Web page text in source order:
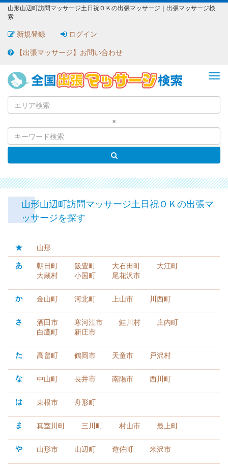
山形山辺町訪問マッサージ土日祝ＯＫの出張マッサージ｜出張マッサージ検
索
新規登録
ログイン
【出張マッサージ】お問い合わせ
×
山形山辺町訪問マッサージ土日祝ＯＫの出張マ
ッサージを探す
★
山形
あ
朝日町 飯豊町 大石田町
大江町
大蔵村
小国町 尾花沢市
か 金山町 河北町 上山市 川西町
さ 酒田市 寒河江市 鮭川村
庄内町
白鷹町
新庄市
た 高畠町 鶴岡市 天童市 戸沢村
な 中山町 長井市 南陽市 西川町
は 東根市 舟形町
ま 真室川町 三川町 村山市 最上町
や 山形市 山辺町 遊佐町 米沢市